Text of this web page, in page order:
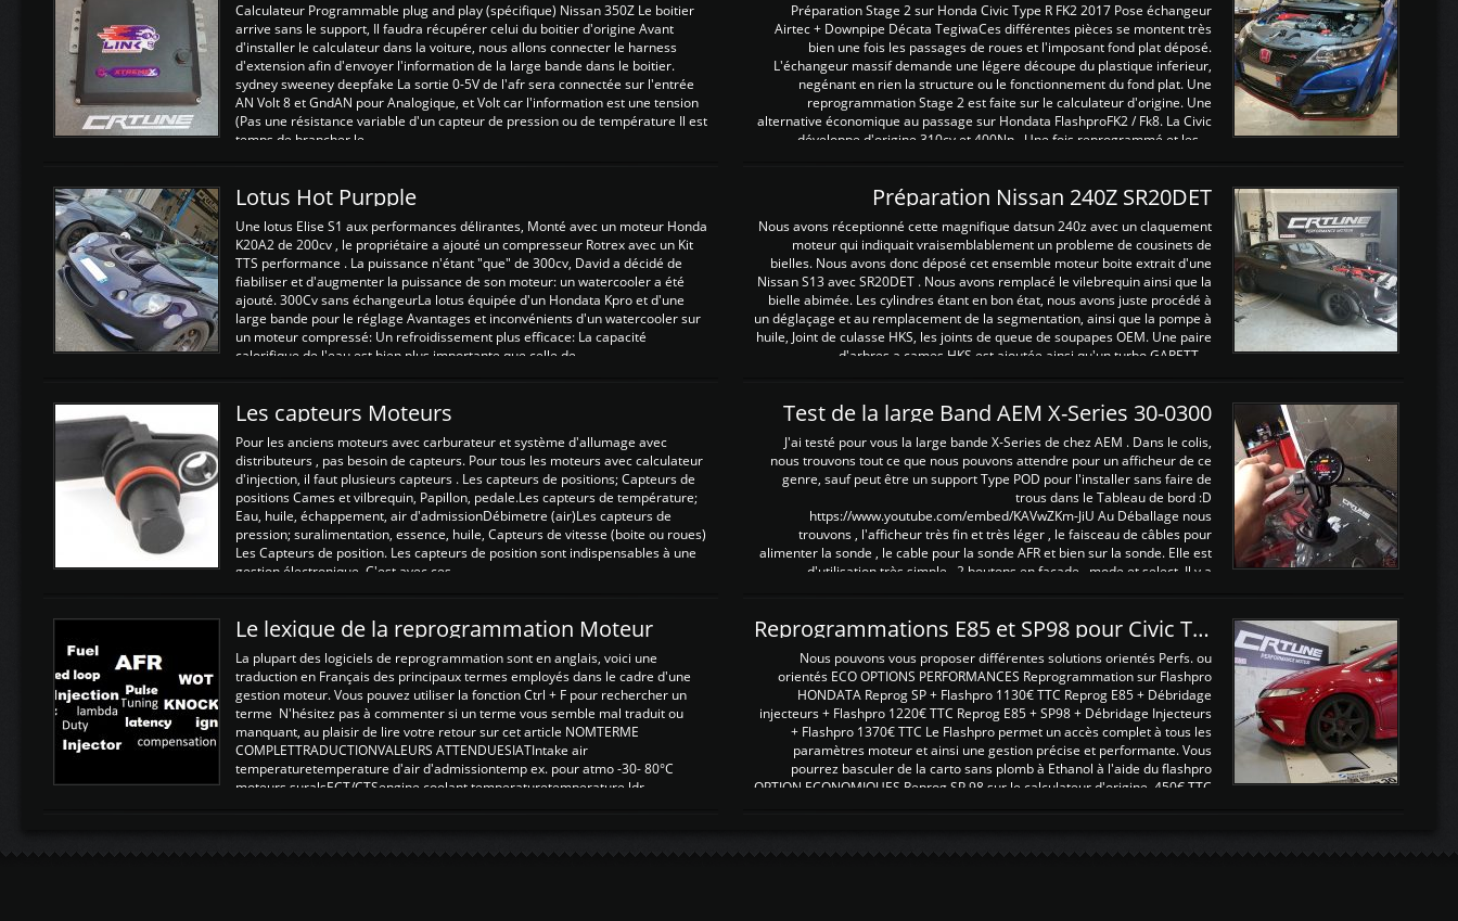
Calculateur Programmable plug and play (spécifique) Nissan 350Z Le boitier
arrive sans le support, Il faudra récupérer celui du boitier d'origine Avant
d'installer le calculateur dans la voiture, nous allons connecter le harness
d'extension afin d'envoyer l'information de la large bande dans le boitier.
sydney sweeney deepfake La sortie 0-5V de l'afr sera connectée sur l'entrée
AN Volt 8 et GndAN pour Analogique, et Volt car l'information est une tension
(Pas une résistance variable d'un capteur de pression ou de température Il est
temps de brancher le ...
Préparation Stage 2 sur Honda Civic Type R FK2 2017 Pose échangeur
Airtec + Downpipe Décata TegiwaCes différentes pièces se montent très
bien une fois les passages de roues et l'imposant fond plat déposé.
L'échangeur massif demande une légere découpe du plastique inferieur,
negénant en rien la structure ou le fonctionnement du fond plat. Une
reprogrammation Stage 2 est faite sur le calculateur d'origine. Une
alternative économique au passage sur Hondata FlashproFK2 / Fk8. La Civic
développe d'origine 310cv et 400Nn , Une fois reprogrammé et les ...
Lotus Hot Purpple
Une lotus Elise S1 aux performances délirantes, Monté avec un moteur Honda
K20A2 de 200cv , le propriétaire a ajouté un compresseur Rotrex avec un Kit
TTS performance . La puissance n'étant "que" de 300cv, David a décidé de
fiabiliser et d'augmenter la puissance de son moteur: un watercooler a été
ajouté. 300Cv sans échangeurLa lotus équipée d'un Hondata Kpro et d'une
large bande pour le réglage Avantages et inconvénients d'un watercooler sur
un moteur compressé: Un refroidissement plus efficace: La capacité
calorifique de l'eau est bien plus importante que celle de ...
Préparation Nissan 240Z SR20DET
Nous avons réceptionné cette magnifique datsun 240z avec un claquement
moteur qui indiquait vraisemblablement un probleme de cousinets de
bielles. Nous avons donc déposé cet ensemble moteur boite extrait d'une
Nissan S13 avec SR20DET . Nous avons remplacé le vilebrequin ainsi que la
bielle abimée. Les cylindres étant en bon état, nous avons juste procédé à
un déglaçage et au remplacement de la segmentation, ainsi que la pompe à
huile, Joint de culasse HKS, les joints de queue de soupapes OEM. Une paire
d'arbres a cames HKS est ajoutée ainsi qu'un turbo GARETT ...
Les capteurs Moteurs
Pour les anciens moteurs avec carburateur et système d'allumage avec
distributeurs , pas besoin de capteurs. Pour tous les moteurs avec calculateur
d'injection, il faut plusieurs capteurs . Les capteurs de positions; Capteurs de
positions Cames et vilbrequin, Papillon, pedale.Les capteurs de température;
Eau, huile, échappement, air d'admissionDébimetre (air)Les capteurs de
pression; suralimentation, essence, huile, Capteurs de vitesse (boite ou roues)
Les Capteurs de position. Les capteurs de position sont indispensables à une
gestion électronique. C'est avec ces ...
Test de la large Band AEM X-Series 30-0300
J'ai testé pour vous la large bande X-Series de chez AEM . Dans le colis,
nous trouvons tout ce que nous pouvons attendre pour un afficheur de ce
genre, sauf peut être un support Type POD pour l'installer sans faire de
trous dans le Tableau de bord :D
https://www.youtube.com/embed/KAVwZKm-JiU Au Déballage nous
trouvons , l'afficheur très fin et très léger , le faisceau de câbles pour
alimenter la sonde , le cable pour la sonde AFR et bien sur la sonde. Elle est
d'utilisation très simple , 2 boutons en façade , mode et select. Il y a
Le lexique de la reprogrammation Moteur
La plupart des logiciels de reprogrammation sont en anglais, voici une
traduction en Français des principaux termes employés dans le cadre d'une
gestion moteur. Vous pouvez utiliser la fonction Ctrl + F pour rechercher un
terme N'hésitez pas à commenter si un terme vous semble mal traduit ou
manquant, au plaisir de lire votre retour sur cet article NOMTERME
COMPLETTRADUCTIONVALEURS ATTENDUESIATIntake air
temperaturetemperature d'air d'admissiontemp ex. pour atmo -30- 80°C
moteurs suralsECT/CTSengine coolant temperaturetemperature ldr
Reprogrammations E85 et SP98 pour Civic Type R FN2
Nous pouvons vous proposer différentes solutions orientés Perfs. ou
orientés ECO OPTIONS PERFORMANCES Reprogrammation sur Flashpro
HONDATA Reprog SP + Flashpro 1130€ TTC Reprog E85 + Débridage
injecteurs + Flashpro 1220€ TTC Reprog E85 + SP98 + Débridage Injecteurs
+ Flashpro 1370€ TTC Le Flashpro permet un accès complet à tous les
paramètres moteur et ainsi une gestion précise et performante. Vous
pourrez basculer de la carto sans plomb à Ethanol à l'aide du flashpro
OPTION ECONOMIQUES Reprog SP 98 sur le calculateur d'origine 450€ TTC